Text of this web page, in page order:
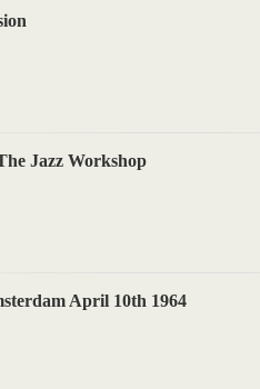
Jazz Workshop
April 10th 1964